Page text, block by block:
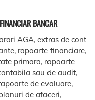
BANCAR
AGA, extras de cont
rapoarte financiare,
primara, rapoarte
sau de audit,
de evaluare,
de afaceri,